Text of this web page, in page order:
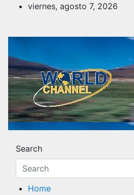
viernes, agosto 7, 2026
Noticias y
Search
Home